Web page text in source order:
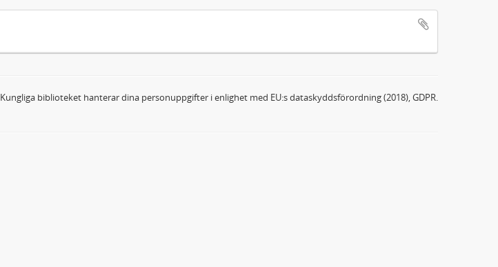
Kungliga biblioteket hanterar dina personuppgifter i enlighet med EU:s dataskyddsförordning (2018), GDPR.